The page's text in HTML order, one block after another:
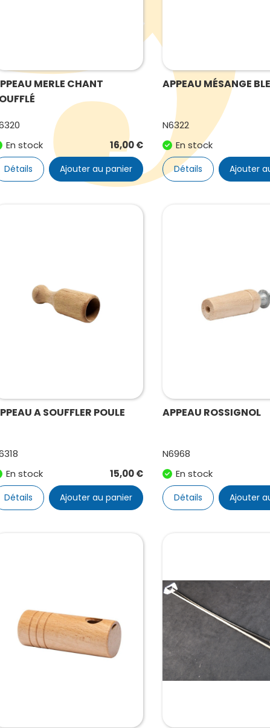
MERLE CHANT
En stock
16,00€
Détails Ajouter au panier
APPEAU MÉSANGE
N6322
En stock
Détails Ajouter
A SOUFFLER POULE
En stock
15,00€
Détails Ajouter au panier
APPEAU ROSSIGNOL
N6968
En stock
Détails Ajouter